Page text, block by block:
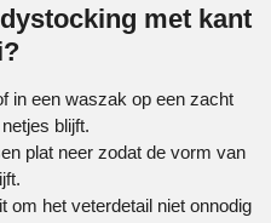
met kant
in een waszak op een zacht
blijft.
plat neer zodat de vorm van
om het veterdetail niet onnodig